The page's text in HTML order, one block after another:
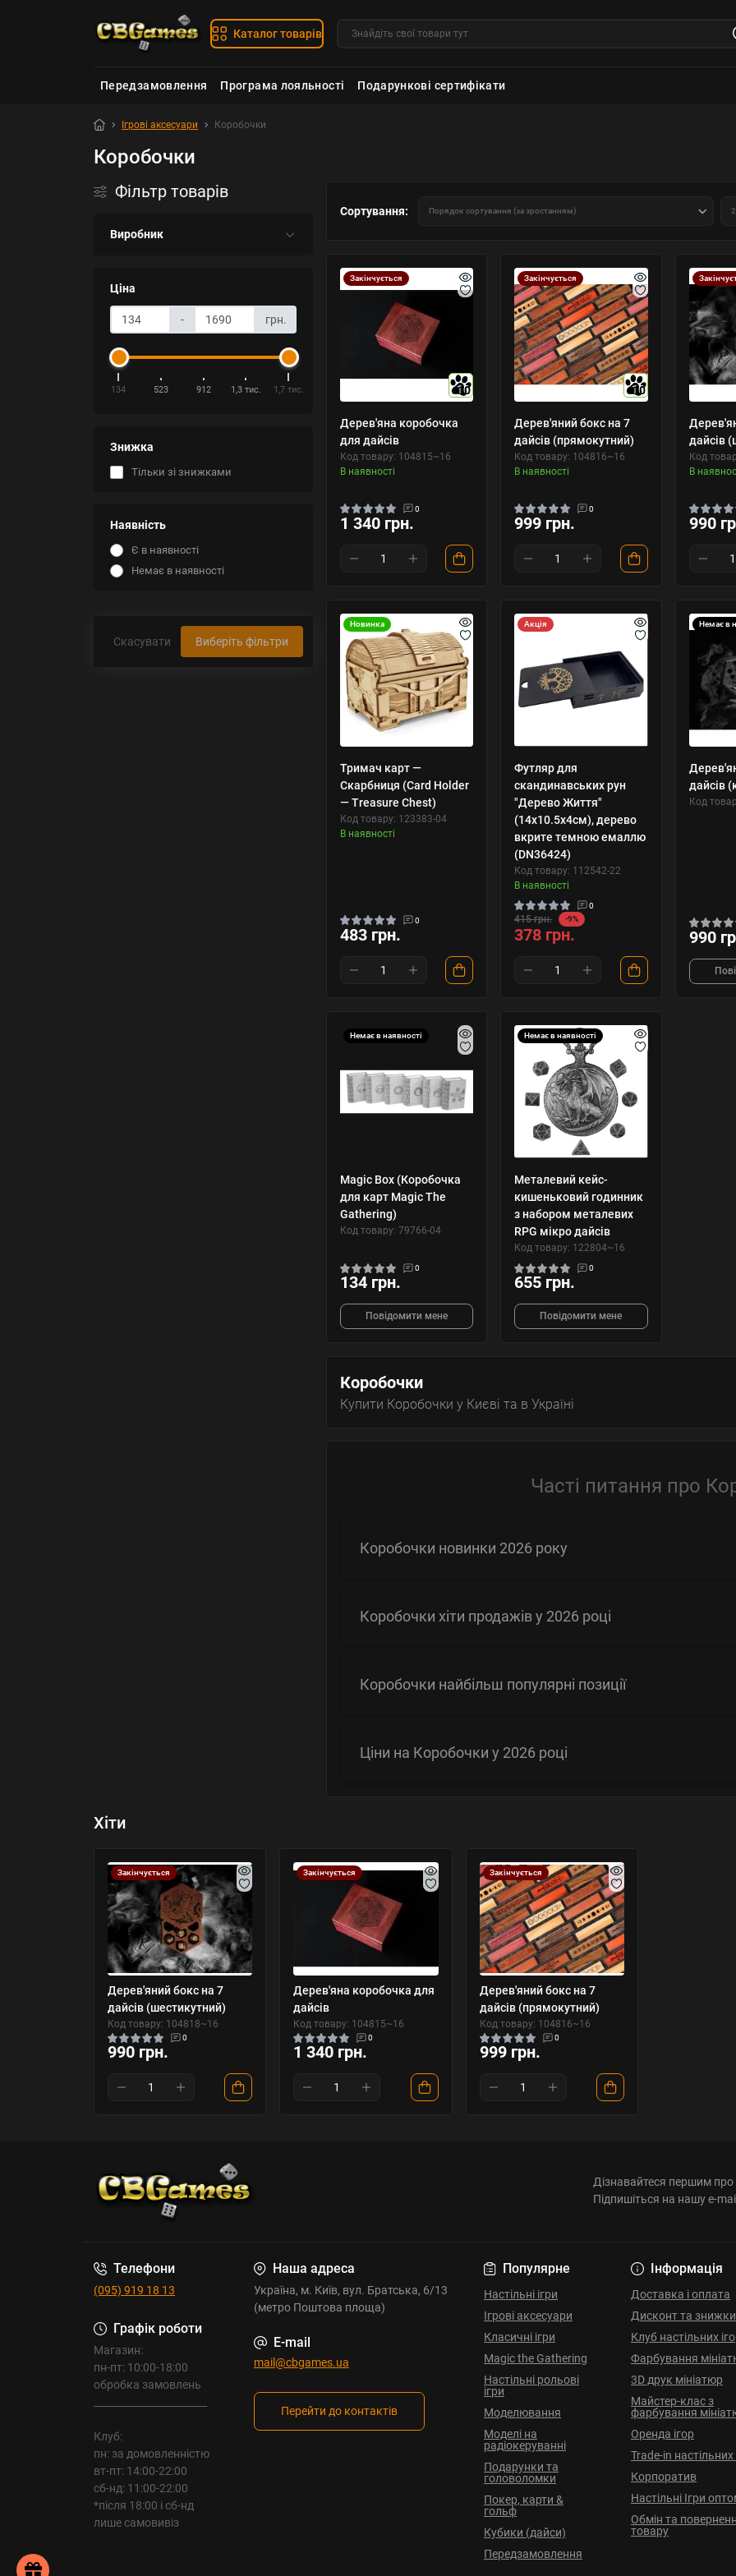
Каталог товарів
Передзамовлення Програма лояльності Подарункові сертифікати
Ігрові аксесуари Коробочки
Коробочки
Фільтр товарів
Виробник
Ціна
- грн.
134 523 912 1,3 тис. 1,7 тис.
Знижка
Тільки зі знижками
Наявність
Є в наявності
Немає в наявності
Скасувати Виберіть фільтри
Сортування:
Закінчується
10
Дерев'яна коробочка
для дайсів
Код товару: 104815~16
В наявності
0
1 340 грн.
Закінчується
10
Дерев'яний бокс на 7
дайсів (прямокутний)
Код товару: 104816~16
В наявності
0
999 грн.
дайсів
Код
В
990
Новинка
Тримач карт —
Скарбниця (Card Holder
— Treasure Chest)
Код товару: 123383-04
В наявності
0
483 грн.
Акція
Футляр для
скандинавських рун
"Дерево Життя"
(14х10.5х4см), дерево
вкрите темною емаллю
(DN36424)
Код товару: 112542-22
В наявності
0
415 грн. -9%
378 грн.
Немає в
дайсів
Код
990
Немає в наявності
Magic Box (Коробочка
для карт Magic The
Gathering)
Код товару: 79766-04
0
134 грн.
Повідомити мене
Немає в наявності
Металевий кейс-
кишеньковий годинник
з набором металевих
RPG мікро дайсів
Код товару: 122804~16
0
655 грн.
Повідомити мене
Коробочки
Купити Коробочки у Києві та в Україні
Часті питання про
Коробочки новинки 2026 року
Коробочки хіти продажів у 2026 році
Коробочки найбільш популярні позиції
Ціни на Коробочки у 2026 році
Хіти
Закінчується
Дерев'яний бокс на 7
дайсів (шестикутний)
Код товару: 104818~16
0
990 грн.
Закінчується
Дерев'яна коробочка для
дайсів
Код товару: 104815~16
0
1 340 грн.
Закінчується
Дерев'яний бокс на 7
дайсів (прямокутний)
Код товару: 104816~16
0
999 грн.
Дізнавайтеся першим про
Підпишіться на нашу e-
Телефони
(095) 919 18 13
Графік роботи
Магазин:
пн-пт: 10:00-18:00
обробка замовлень
Клуб:
пн: за домовленністю
вт-пт: 14:00-22:00
сб-нд: 11:00-22:00
*після 18:00 і сб-нд
лише самовивіз
Наша адреса
Україна, м. Київ, вул. Братська, 6/13
(метро Поштова площа)
E-mail
mail@cbgames.ua
Перейти до контактів
Популярне
Настільні ігри
Ігрові аксесуари
Класичні ігри
Magic the Gathering
Настільні рольові
ігри
Моделювання
Моделі на
радіокеруванні
Подарунки та
головоломки
Покер, карти &
гольф
Кубики (дайси)
Передзамовлення
Інформація
Доставка і оплата
Дисконт та знижки
Клуб настільних
Фарбування
3D друк мініатюр
Майстер-клас з
фарбування
Оренда ігор
Trade-in настільних
Корпоратив
Настільні Ігри
Обмін та
товару